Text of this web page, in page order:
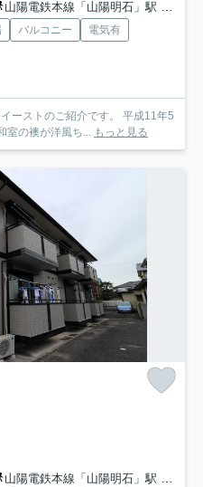
山陽電鉄本線「山陽明石」駅 徒歩10分
バルコニー
電気有
ーストのご紹介です。 平成11年5
室の襖が洋風ち... もっと見る
山陽電鉄本線「山陽明石」駅 徒歩10分